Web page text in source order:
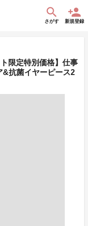
さがす 新規登録
限定特別価格】仕事
&抗菌イヤーピース2